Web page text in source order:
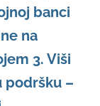
banci
na
3. Viši
podršku –